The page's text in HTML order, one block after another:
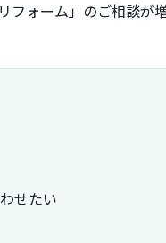
ォーム」のご相談が
せたい